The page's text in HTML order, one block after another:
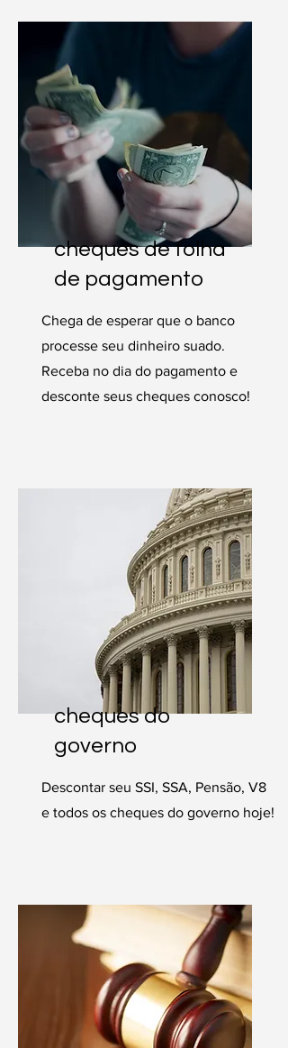
cheques de folha
de pagamento
Chega de esperar que o banco
processe seu dinheiro suado.
Receba no dia do pagamento e
desconte seus cheques conosco!
cheques do
governo
Descontar seu SSI, SSA, Pensão, V8
e todos os cheques do governo hoje!